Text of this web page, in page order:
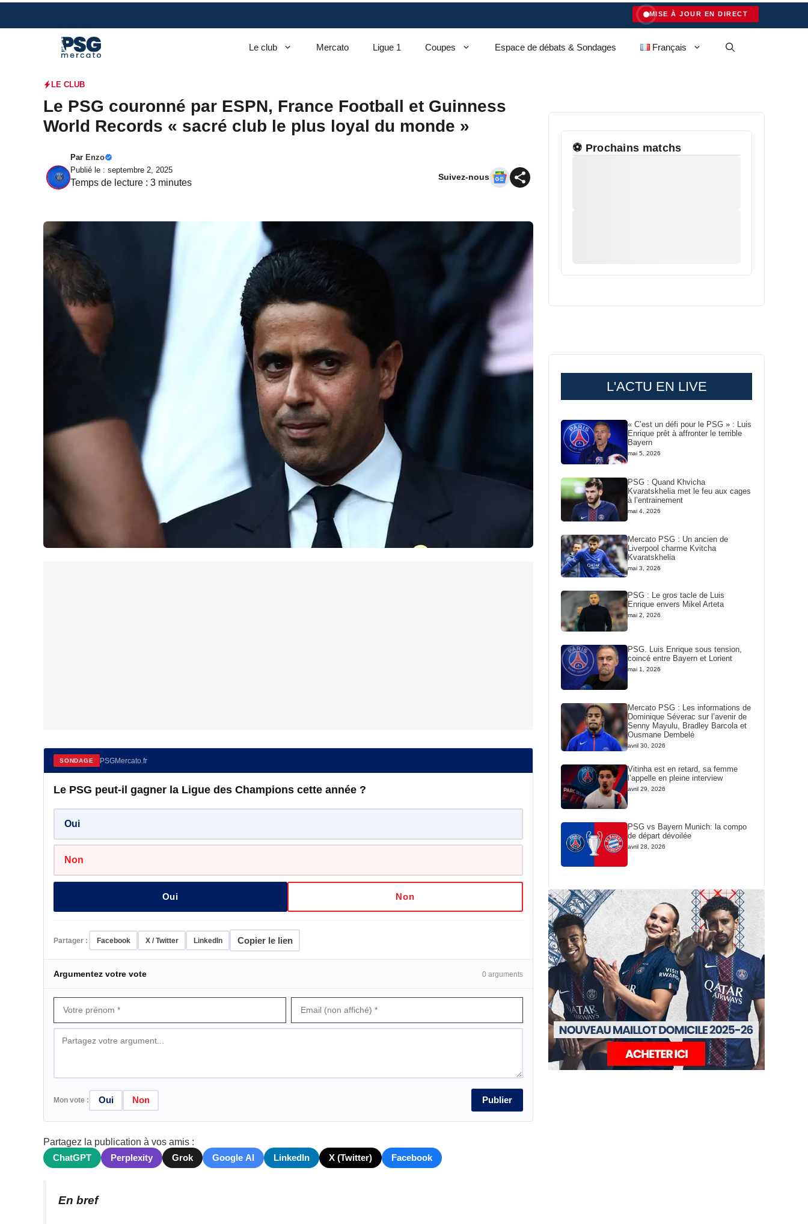
MISE À JOUR EN DIRECT
Le club Mercato Ligue 1 Coupes Espace de débats & Sondages Français
LE CLUB
Le PSG couronné par ESPN, France Football et Guinness
World Records « sacré club le plus loyal du monde »
Par Enzo
Publié le : septembre 2, 2025
Temps de lecture : 3 minutes
Suivez-nous
SONDAGE PSGMercato.fr
Le PSG peut-il gagner la Ligue des Champions cette année ?
Oui
Non
Oui Non
Partager : Facebook X / Twitter LinkedIn Copier le lien
Argumentez votre vote 0 arguments
Mon vote : Oui Non Publier
Partagez la publication à vos amis :
ChatGPT
Perplexity Grok Google AI LinkedIn X (Twitter) Facebook
En bref
⚽ Prochains matchs
L'ACTU EN LIVE
« C’est un défi pour le PSG » : Luis
Enrique prêt à affronter le terrible
Bayern
mai 5, 2026
PSG : Quand Khvicha
Kvaratskhelia met le feu aux cages
à l’entrainement
mai 4, 2026
Mercato PSG : Un ancien de
Liverpool charme Kvitcha
Kvaratskhelia
mai 3, 2026
PSG : Le gros tacle de Luis
Enrique envers Mikel Arteta
mai 2, 2026
PSG. Luis Enrique sous tension,
coincé entre Bayern et Lorient
mai 1, 2026
Mercato PSG : Les informations de
Dominique Séverac sur l’avenir de
Senny Mayulu, Bradley Barcola et
Ousmane Dembelé
avril 30, 2026
Vitinha est en retard, sa femme
l’appelle en pleine interview
avril 29, 2026
PSG vs Bayern Munich: la compo
de départ dévoilée
avril 28, 2026